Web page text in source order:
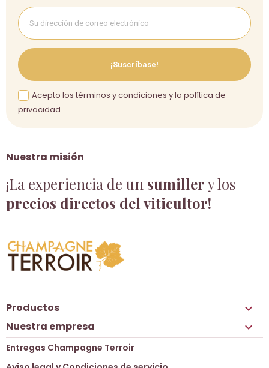
Nuestra misión
¡La experiencia de un sumillery los
precios directos del viticultor!
¡Suscríbase!
Acepto los términos y condiciones y la política de
privacidad
Productos 
Nuestra empresa 
Entregas Champagne Terroir